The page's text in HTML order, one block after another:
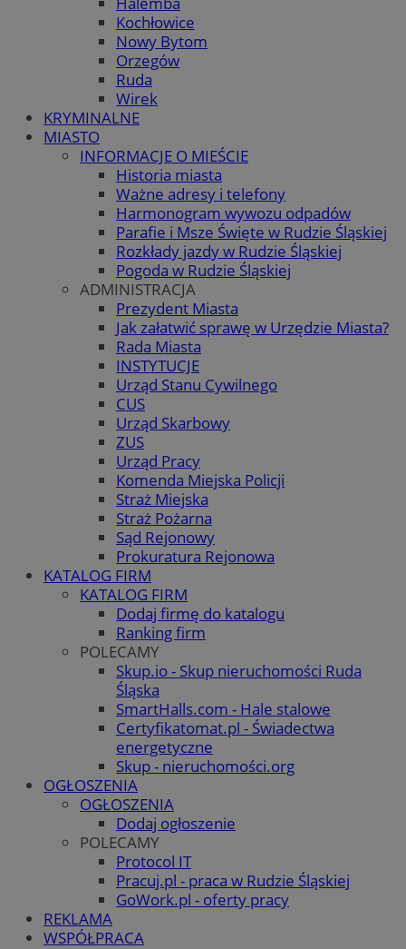
Kochłowice
Nowy Bytom
Orzegów
Ruda
Wirek
KRYMINALNE
MIASTO
INFORMACJE O MIEŚCIE
Historia miasta
Ważne adresy i telefony
Harmonogram wywozu odpadów
Parafie i Msze Święte w Rudzie Śląskiej
Rozkłady jazdy w Rudzie Śląskiej
Pogoda w Rudzie Śląskiej
ADMINISTRACJA
Prezydent Miasta
Jak załatwić sprawę w Urzędzie Miasta?
Rada Miasta
INSTYTUCJE
Urząd Stanu Cywilnego
CUS
Urząd Skarbowy
ZUS
Urząd Pracy
Komenda Miejska Policji
Straż Miejska
Straż Pożarna
Sąd Rejonowy
Prokuratura Rejonowa
KATALOG FIRM
KATALOG FIRM
Dodaj firmę do katalogu
Ranking firm
POLECAMY
Skup.io - Skup nieruchomości Ruda
Śląska
SmartHalls.com - Hale stalowe
Certyfikatomat.pl - Świadectwa
energetyczne
Skup - nieruchomości.org
OGŁOSZENIA
OGŁOSZENIA
Dodaj ogłoszenie
POLECAMY
Protocol IT
Pracuj.pl - praca w Rudzie Śląskiej
GoWork.pl - oferty pracy
REKLAMA
WSPÓŁPRACA